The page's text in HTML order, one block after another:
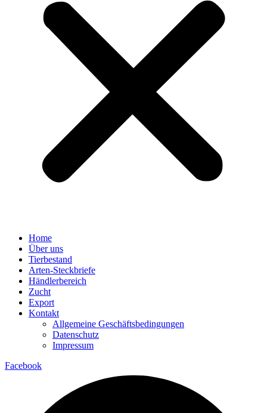
Home
Über uns
Tierbestand
Arten-Steckbriefe
Händlerbereich
Zucht
Export
Kontakt
Allgemeine Geschäftsbedingungen
Datenschutz
Impressum
Facebook